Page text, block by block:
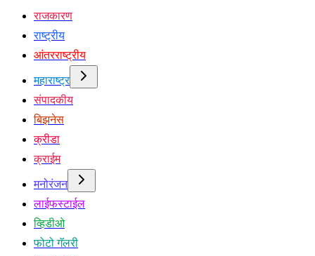
राजकारण
राष्ट्रीय
आंतरराष्ट्रीय
महाराष्ट्र
संपादकीय
बिझनेस
क्रीडा
क्राईम
मनोरंजन
लाईफस्टाईल
व्हिडीओ
फोटो गॅलरी